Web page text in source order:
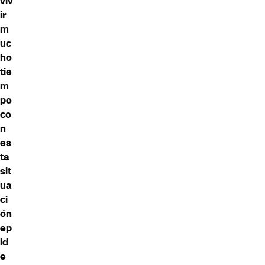
ir
m
uc
ho
tie
m
po
co
n
es
ta
sit
ua
ci
ón
ep
id
e